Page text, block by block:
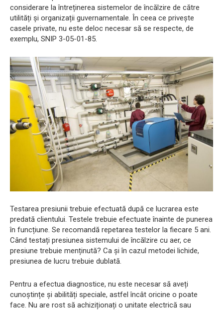
considerare la întreținerea sistemelor de încălzire de către
utilități și organizații guvernamentale. În ceea ce privește
casele private, nu este deloc necesar să se respecte, de
exemplu, SNIP 3-05-01-85.
Testarea presiunii trebuie efectuată după ce lucrarea este
predată clientului. Testele trebuie efectuate înainte de punerea
în funcțiune. Se recomandă repetarea testelor la fiecare 5 ani.
Când testați presiunea sistemului de încălzire cu aer, ce
presiune trebuie menținută? Ca și în cazul metodei lichide,
presiunea de lucru trebuie dublată.
Pentru a efectua diagnostice, nu este necesar să aveți
cunoștințe și abilități speciale, astfel încât oricine o poate
face. Nu are rost să achiziționați o unitate electrică sau